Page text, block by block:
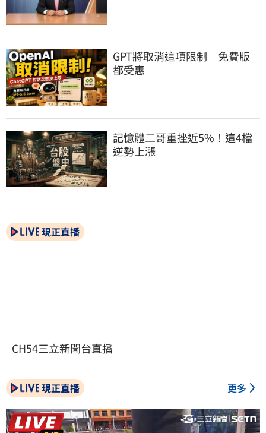
GPT將取消這項限制　免費版
都受惠
記憶體二哥重挫近5%！這4檔
逆勢上漲
現正直播
CH54三立新聞台直播
現正直播 更多